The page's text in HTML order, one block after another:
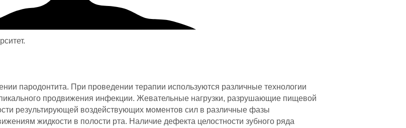
пародонтита. При проведении терапии используются различные технологии
продвижения инфекции. Жевательные нагрузки, разрушающие пищевой
результирующей воздействующих моментов сил в различные фазы
жидкости в полости рта. Наличие дефекта целостности зубного ряда